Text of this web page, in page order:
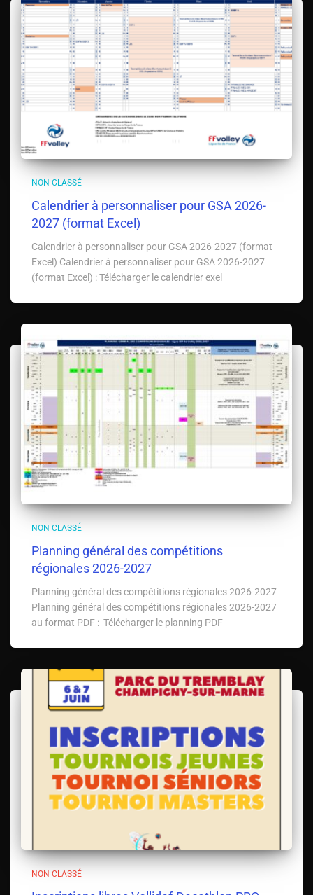
NON CLASSÉ
Calendrier à personnaliser pour GSA 2026-
2027 (format Excel)
Calendrier à personnaliser pour GSA 2026-2027 (format
Excel) Calendrier à personnaliser pour GSA 2026-2027
(format Excel) : Télécharger le calendrier exel
NON CLASSÉ
Planning général des compétitions
régionales 2026-2027
Planning général des compétitions régionales 2026-2027
Planning général des compétitions régionales 2026-2027
au format PDF : Télécharger le planning PDF
NON CLASSÉ